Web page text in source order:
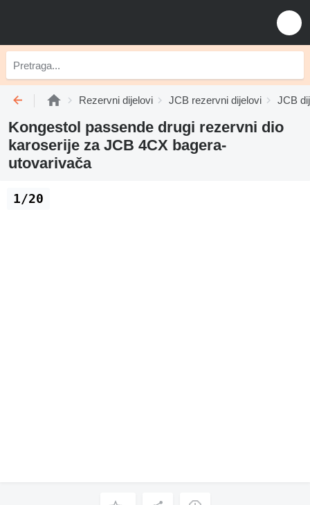
Rezervni dijelovi JCB rezervni dijelovi JCB
Kongestol passende drugi rezervni dio
karoserije za JCB 4CX bagera-
utovarivača
1/20